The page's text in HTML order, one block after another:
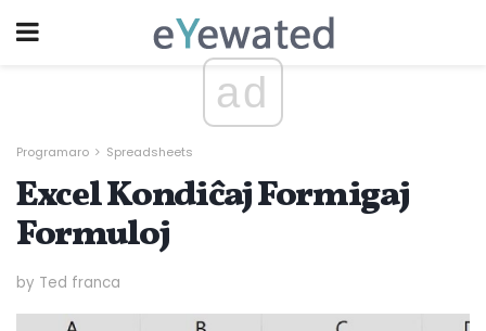
ad
Programaro Spreadsheets
Excel Kondiĉaj Formigaj
Formuloj
by Ted franca